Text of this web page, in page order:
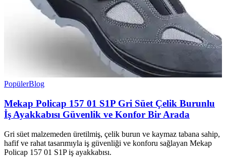
PopülerBlog
Mekap Policap 157 01 S1P Gri Süet Çelik Burunlu
İş Ayakkabısı Güvenlik ve Konfor Bir Arada
Gri süet malzemeden üretilmiş, çelik burun ve kaymaz tabana sahip,
hafif ve rahat tasarımıyla iş güvenliği ve konforu sağlayan Mekap
Policap 157 01 S1P iş ayakkabısı.